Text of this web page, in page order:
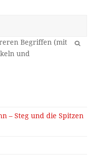
OK
– Steg und die Spitzen